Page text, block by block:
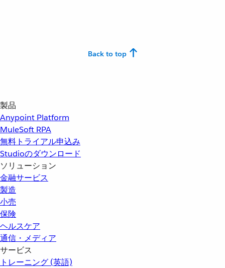
Back to top
製品
Anypoint Platform
MuleSoft RPA
無料トライアル申込み
Studioのダウンロード
ソリューション
金融サービス
製造
小売
保険
ヘルスケア
通信・メディア
サービス
トレーニング (英語)